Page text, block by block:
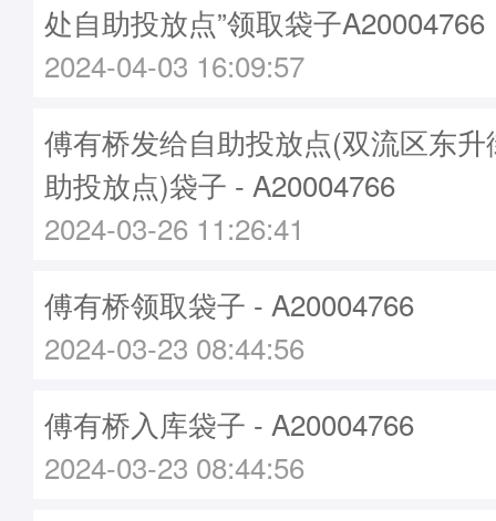
处自助投放点”领取袋子A20004766
2024-04-03 16:09:57
傅有桥发给自助投放点(双流区东
助投放点)袋子 - A20004766
2024-03-26 11:26:41
傅有桥领取袋子 - A20004766
2024-03-23 08:44:56
傅有桥入库袋子 - A20004766
2024-03-23 08:44:56